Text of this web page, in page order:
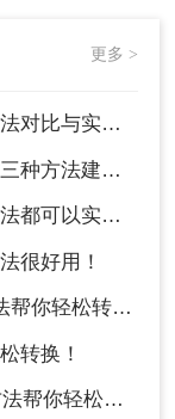
更多 >
附详细表格）！
建议收藏！
现批量转换
很好用！
轻松转换！
转换！
你轻松转换!